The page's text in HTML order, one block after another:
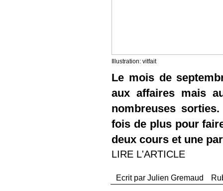
Illustration: vitfait
Le mois de
aux affaires mais
nombreuses
fois de plus pour
deux cours et une
LIRE L'ARTICLE
Ecrit parJulien Gremaud